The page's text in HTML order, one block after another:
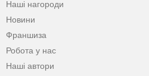
Наші нагороди
Новини
Франшиза
Робота у нас
Наші автори